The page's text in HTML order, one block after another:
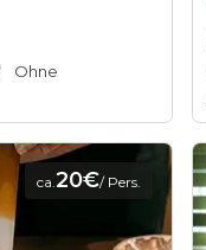
Ohne
ca.20€/ Pers.